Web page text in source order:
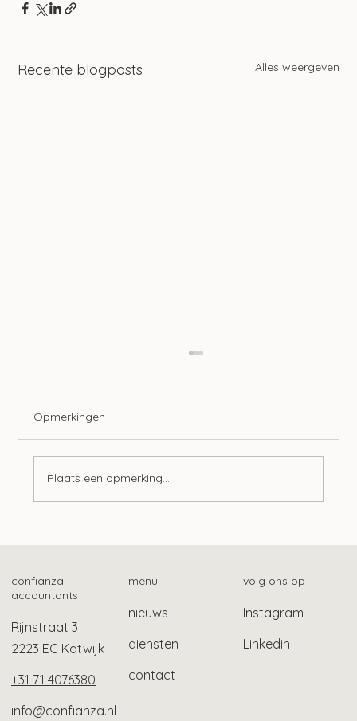
Recente blogposts Alles weergeven
Opmerkingen
Plaats een opmerking...
confianza
accountants
Rijnstraat 3
2223 EG Katwijk
+31 71 4076380
info@confianza.nl
menu
nieuws
diensten
contact
volg ons op
Instagram
Linkedin